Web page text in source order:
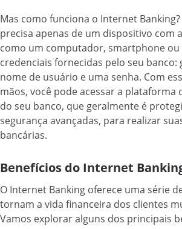
Mas como funciona o Internet Banking?
precisa apenas de um dispositivo com
como um computador, smartphone ou
credenciais fornecidas pelo seu banco:
nome de usuário e uma senha. Com
mãos, você pode acessar a plataforma
do seu banco, que geralmente é
segurança avançadas, para realizar
bancárias.
Benefícios do Internet
O Internet Banking oferece uma série
tornam a vida financeira dos clientes
Vamos explorar alguns dos principais